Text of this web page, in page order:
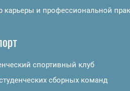
карьеры и профессиональной
спортивный клуб
сборных команд